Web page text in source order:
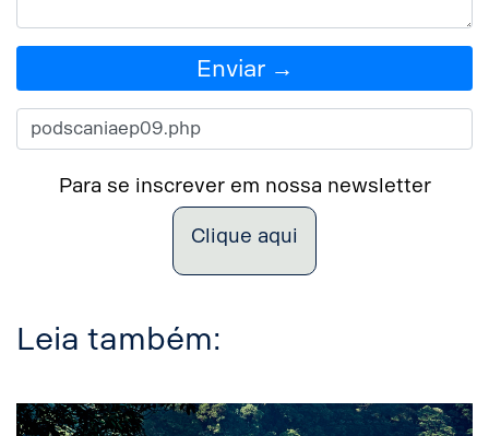
Enviar →
Para se inscrever em nossa newsletter
Clique aqui
Leia também: